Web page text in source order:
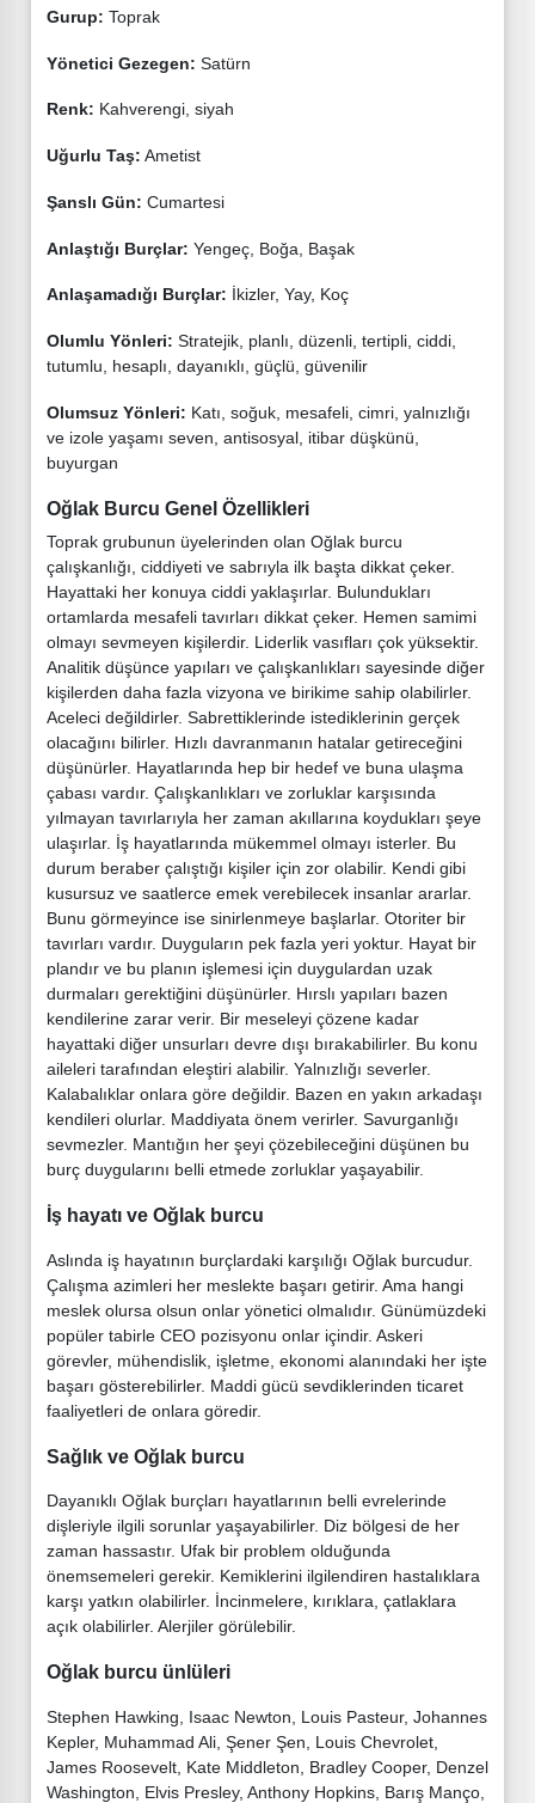
Gurup: Toprak
Yönetici Gezegen: Satürn
Renk: Kahverengi, siyah
Uğurlu Taş: Ametist
Şanslı Gün: Cumartesi
Anlaştığı Burçlar: Yengeç, Boğa, Başak
Anlaşamadığı Burçlar: İkizler, Yay, Koç
Olumlu Yönleri: Stratejik, planlı, düzenli, tertipli, ciddi,
tutumlu, hesaplı, dayanıklı, güçlü, güvenilir
Olumsuz Yönleri: Katı, soğuk, mesafeli, cimri, yalnızlığı
ve izole yaşamı seven, antisosyal, itibar düşkünü,
buyurgan
Oğlak Burcu Genel Özellikleri
Toprak grubunun üyelerinden olan Oğlak burcu
çalışkanlığı, ciddiyeti ve sabrıyla ilk başta dikkat çeker.
Hayattaki her konuya ciddi yaklaşırlar. Bulundukları
ortamlarda mesafeli tavırları dikkat çeker. Hemen samimi
olmayı sevmeyen kişilerdir. Liderlik vasıfları çok yüksektir.
Analitik düşünce yapıları ve çalışkanlıkları sayesinde diğer
kişilerden daha fazla vizyona ve birikime sahip olabilirler.
Aceleci değildirler. Sabrettiklerinde istediklerinin gerçek
olacağını bilirler. Hızlı davranmanın hatalar getireceğini
düşünürler. Hayatlarında hep bir hedef ve buna ulaşma
çabası vardır. Çalışkanlıkları ve zorluklar karşısında
yılmayan tavırlarıyla her zaman akıllarına koydukları şeye
ulaşırlar. İş hayatlarında mükemmel olmayı isterler. Bu
durum beraber çalıştığı kişiler için zor olabilir. Kendi gibi
kusursuz ve saatlerce emek verebilecek insanlar ararlar.
Bunu görmeyince ise sinirlenmeye başlarlar. Otoriter bir
tavırları vardır. Duyguların pek fazla yeri yoktur. Hayat bir
plandır ve bu planın işlemesi için duygulardan uzak
durmaları gerektiğini düşünürler. Hırslı yapıları bazen
kendilerine zarar verir. Bir meseleyi çözene kadar
hayattaki diğer unsurları devre dışı bırakabilirler. Bu konu
aileleri tarafından eleştiri alabilir. Yalnızlığı severler.
Kalabalıklar onlara göre değildir. Bazen en yakın arkadaşı
kendileri olurlar. Maddiyata önem verirler. Savurganlığı
sevmezler. Mantığın her şeyi çözebileceğini düşünen bu
burç duygularını belli etmede zorluklar yaşayabilir.
İş hayatı ve Oğlak burcu
Aslında iş hayatının burçlardaki karşılığı Oğlak burcudur.
Çalışma azimleri her meslekte başarı getirir. Ama hangi
meslek olursa olsun onlar yönetici olmalıdır. Günümüzdeki
popüler tabirle CEO pozisyonu onlar içindir. Askeri
görevler, mühendislik, işletme, ekonomi alanındaki her işte
başarı gösterebilirler. Maddi gücü sevdiklerinden ticaret
faaliyetleri de onlara göredir.
Sağlık ve Oğlak burcu
Dayanıklı Oğlak burçları hayatlarının belli evrelerinde
dişleriyle ilgili sorunlar yaşayabilirler. Diz bölgesi de her
zaman hassastır. Ufak bir problem olduğunda
önemsemeleri gerekir. Kemiklerini ilgilendiren hastalıklara
karşı yatkın olabilirler. İncinmelere, kırıklara, çatlaklara
açık olabilirler. Alerjiler görülebilir.
Oğlak burcu ünlüleri
Stephen Hawking, Isaac Newton, Louis Pasteur, Johannes
Kepler, Muhammad Ali, Şener Şen, Louis Chevrolet,
James Roosevelt, Kate Middleton, Bradley Cooper, Denzel
Washington, Elvis Presley, Anthony Hopkins, Barış Manço,